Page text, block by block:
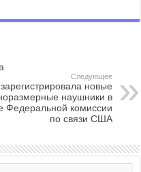
Следующее
новые
наушники в
Федеральной комиссии
по связи США